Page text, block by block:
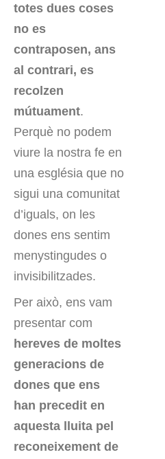
totes dues coses
no es
contraposen, ans
al contrari, es
recolzen
mútuament.
Perquè no podem
viure la nostra fe en
una església que no
sigui una comunitat
d’iguals, on les
dones ens sentim
menystingudes o
invisibilitzades.
Per això, ens vam
presentar com
hereves de moltes
generacions de
dones que ens
han precedit en
aquesta lluita pel
reconeixement de